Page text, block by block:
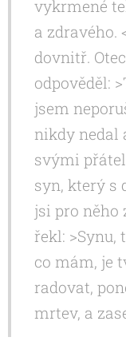
vykrmené
a zdravého.
dovnitř.
odpověděl:
jsem
nikdy nedal
svými
syn, který s
jsi pro něho
řekl: >Synu,
co mám, je
radovat,
mrtev, a